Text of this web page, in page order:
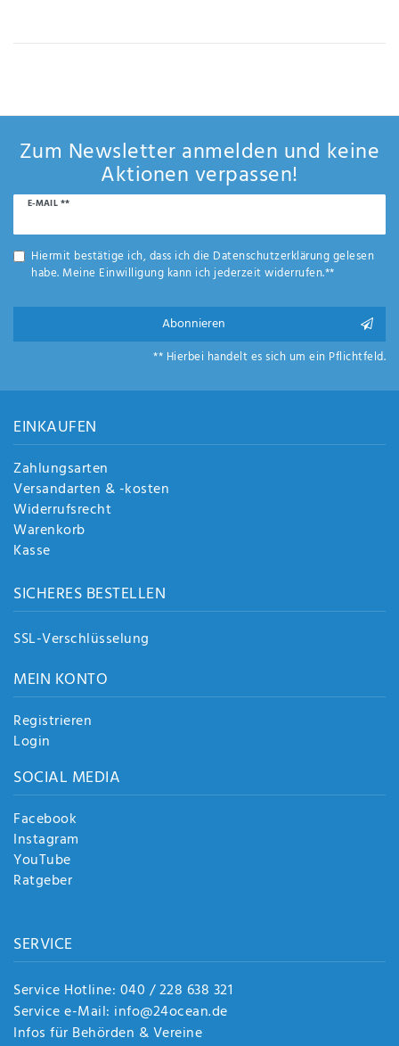
Hiermit
ich die
Daten­
gelesen
rag
e
sen
de
n
Zum Newsletter anmelden und keine
Aktionen verpassen!
E-MAIL **
Newsletter
Hiermit bestätige ich, dass ich die Daten­schutz­erklärunggelesen
habe. Meine Einwilligung kann ich jederzeit widerrufen.**
Abonnieren
** Hierbei handelt es sich um ein Pflichtfeld.
EINKAUFEN
Zahlungsarten
Versandarten & -kosten
Widerrufsrecht
Warenkorb
Kasse
SICHERES BESTELLEN
SSL-Verschlüsselung
MEIN KONTO
Registrieren
Login
SOCIAL MEDIA
Facebook
Instagram
YouTube
Ratgeber
SERVICE
Service Hotline: 040 / 228 638 321
Service e-Mail: info@24ocean.de
Infos für Behörden & Vereine